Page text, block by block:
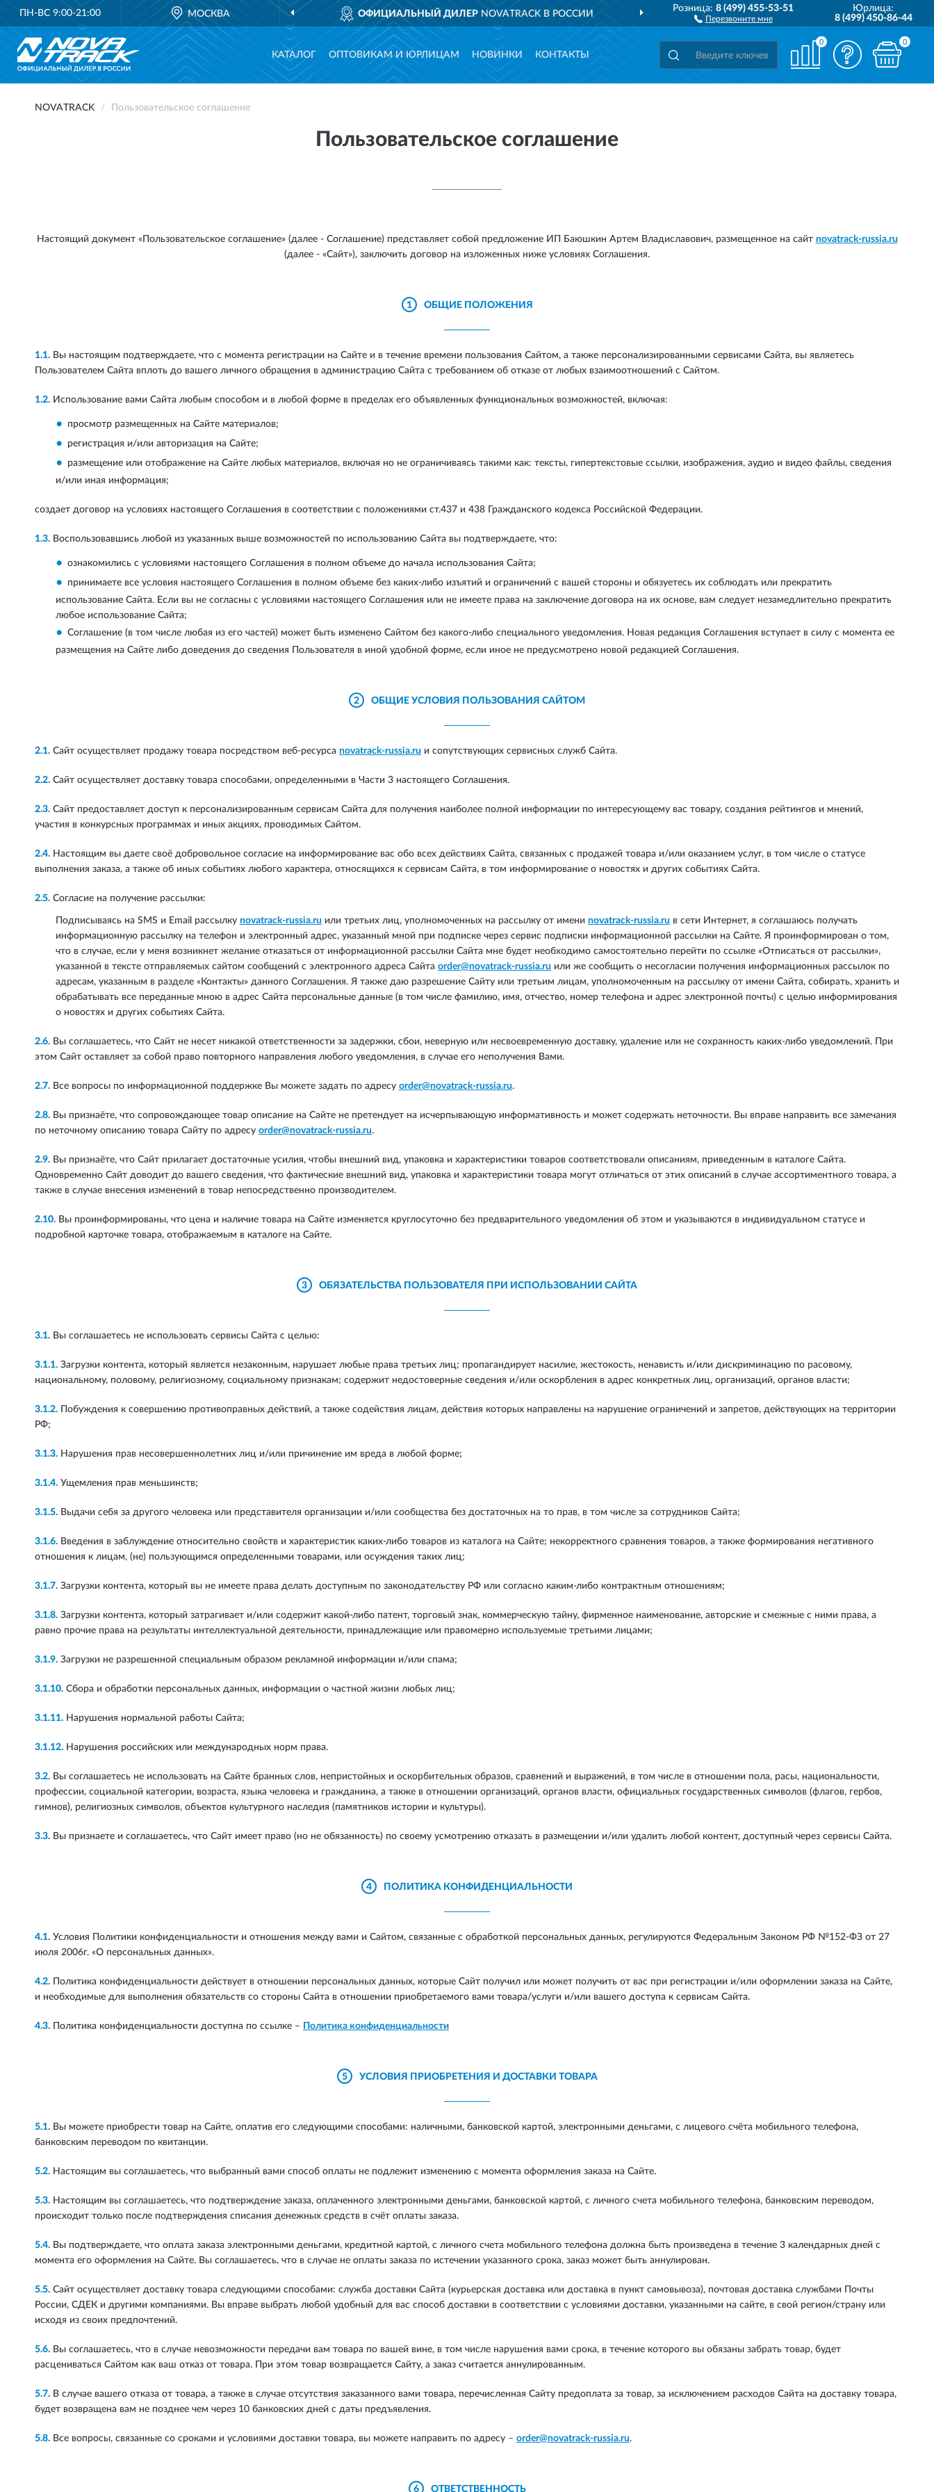
ПН-ВС 9:00-21:00 МОСКВА ОФИЦИАЛЬНЫЙ ДИЛЕРNOVATRACK В РОССИИ ДОСТАВИМПО ВСЕЙ РОССИИ
Розница:8 (499) 455-53-51
Перезвоните мне
Юрлица:
8 (499) 450-86-44
КАТАЛОГ ОПТОВИКАМ И ЮРЛИЦАМ НОВИНКИ КОНТАКТЫ
0 0
NOVATRACK Пользовательское соглашение
Пользовательское соглашение
Настоящий документ «Пользовательское соглашение» (далее - Соглашение) представляет собой предложение ИП Баюшкин Артем Владиславович, размещенное на сайт novatrack-russia.ru
(далее - «Сайт»), заключить договор на изложенных ниже условиях Соглашения.
1 ОБЩИЕ ПОЛОЖЕНИЯ
1.1. Вы настоящим подтверждаете, что с момента регистрации на Сайте и в течение времени пользования Сайтом, а также персонализированными сервисами Сайта, вы являетесь
Пользователем Сайта вплоть до вашего личного обращения в администрацию Сайта с требованием об отказе от любых взаимоотношений с Сайтом.
1.2. Использование вами Сайта любым способом и в любой форме в пределах его объявленных функциональных возможностей, включая:
просмотр размещенных на Сайте материалов;
регистрация и/или авторизация на Сайте;
размещение или отображение на Сайте любых материалов, включая но не ограничиваясь такими как: тексты, гипертекстовые ссылки, изображения, аудио и видео файлы, сведения
и/или иная информация;
создает договор на условиях настоящего Соглашения в соответствии с положениями ст.437 и 438 Гражданского кодекса Российской Федерации.
1.3. Воспользовавшись любой из указанных выше возможностей по использованию Сайта вы подтверждаете, что:
ознакомились с условиями настоящего Соглашения в полном объеме до начала использования Сайта;
принимаете все условия настоящего Соглашения в полном объеме без каких-либо изъятий и ограничений с вашей стороны и обязуетесь их соблюдать или прекратить
использование Сайта. Если вы не согласны с условиями настоящего Соглашения или не имеете права на заключение договора на их основе, вам следует незамедлительно прекратить
любое использование Сайта;
Соглашение (в том числе любая из его частей) может быть изменено Сайтом без какого-либо специального уведомления. Новая редакция Соглашения вступает в силу с момента ее
размещения на Сайте либо доведения до сведения Пользователя в иной удобной форме, если иное не предусмотрено новой редакцией Соглашения.
2 ОБЩИЕ УСЛОВИЯ ПОЛЬЗОВАНИЯ САЙТОМ
2.1. Сайт осуществляет продажу товара посредством веб-ресурса novatrack-russia.ru и сопутствующих сервисных служб Сайта.
2.2. Сайт осуществляет доставку товара способами, определенными в Части 3 настоящего Соглашения.
2.3. Сайт предоставляет доступ к персонализированным сервисам Сайта для получения наиболее полной информации по интересующему вас товару, создания рейтингов и мнений,
участия в конкурсных программах и иных акциях, проводимых Сайтом.
2.4. Настоящим вы даете своё добровольное согласие на информирование вас обо всех действиях Сайта, связанных с продажей товара и/или оказанием услуг, в том числе о статусе
выполнения заказа, а также об иных событиях любого характера, относящихся к сервисам Сайта, в том информирование о новостях и других событиях Сайта.
2.5. Согласие на получение рассылки:
Подписываясь на SMS и Email рассылку novatrack-russia.ru или третьих лиц, уполномоченных на рассылку от имени novatrack-russia.ru в сети Интернет, я соглашаюсь получать
информационную рассылку на телефон и электронный адрес, указанный мной при подписке через сервис подписки информационной рассылки на Сайте. Я проинформирован о том,
что в случае, если у меня возникнет желание отказаться от информационной рассылки Сайта мне будет необходимо самостоятельно перейти по ссылке «Отписаться от рассылки»,
указанной в тексте отправляемых сайтом сообщений с электронного адреса Сайта order@novatrack-russia.ru или же сообщить о несогласии получения информационных рассылок по
адресам, указанным в разделе «Контакты» данного Соглашения. Я также даю разрешение Сайту или третьим лицам, уполномоченным на рассылку от имени Сайта, собирать, хранить и
обрабатывать все переданные мною в адрес Сайта персональные данные (в том числе фамилию, имя, отчество, номер телефона и адрес электронной почты) с целью информирования
о новостях и других событиях Сайта.
2.6. Вы соглашаетесь, что Сайт не несет никакой ответственности за задержки, сбои, неверную или несвоевременную доставку, удаление или не сохранность каких-либо уведомлений. При
этом Сайт оставляет за собой право повторного направления любого уведомления, в случае его неполучения Вами.
2.7. Все вопросы по информационной поддержке Вы можете задать по адресу order@novatrack-russia.ru.
2.8. Вы признаёте, что сопровождающее товар описание на Сайте не претендует на исчерпывающую информативность и может содержать неточности. Вы вправе направить все замечания
по неточному описанию товара Сайту по адресу order@novatrack-russia.ru.
2.9. Вы признаёте, что Сайт прилагает достаточные усилия, чтобы внешний вид, упаковка и характеристики товаров соответствовали описаниям, приведенным в каталоге Сайта.
Одновременно Сайт доводит до вашего сведения, что фактические внешний вид, упаковка и характеристики товара могут отличаться от этих описаний в случае ассортиментного товара, а
также в случае внесения изменений в товар непосредственно производителем.
2.10. Вы проинформированы, что цена и наличие товара на Сайте изменяется круглосуточно без предварительного уведомления об этом и указываются в индивидуальном статусе и
подробной карточке товара, отображаемым в каталоге на Сайте.
3 ОБЯЗАТЕЛЬСТВА ПОЛЬЗОВАТЕЛЯ ПРИ ИСПОЛЬЗОВАНИИ САЙТА
3.1. Вы соглашаетесь не использовать сервисы Сайта с целью:
3.1.1. Загрузки контента, который является незаконным, нарушает любые права третьих лиц; пропагандирует насилие, жестокость, ненависть и/или дискриминацию по расовому,
национальному, половому, религиозному, социальному признакам; содержит недостоверные сведения и/или оскорбления в адрес конкретных лиц, организаций, органов власти;
3.1.2. Побуждения к совершению противоправных действий, а также содействия лицам, действия которых направлены на нарушение ограничений и запретов, действующих на территории
РФ;
3.1.3. Нарушения прав несовершеннолетних лиц и/или причинение им вреда в любой форме;
3.1.4. Ущемления прав меньшинств;
3.1.5. Выдачи себя за другого человека или представителя организации и/или сообщества без достаточных на то прав, в том числе за сотрудников Сайта;
3.1.6. Введения в заблуждение относительно свойств и характеристик каких-либо товаров из каталога на Сайте; некорректного сравнения товаров, а также формирования негативного
отношения к лицам, (не) пользующимся определенными товарами, или осуждения таких лиц;
3.1.7. Загрузки контента, который вы не имеете права делать доступным по законодательству РФ или согласно каким-либо контрактным отношениям;
3.1.8. Загрузки контента, который затрагивает и/или содержит какой-либо патент, торговый знак, коммерческую тайну, фирменное наименование, авторские и смежные с ними права, а
равно прочие права на результаты интеллектуальной деятельности, принадлежащие или правомерно используемые третьими лицами;
3.1.9. Загрузки не разрешенной специальным образом рекламной информации и/или спама;
3.1.10. Сбора и обработки персональных данных, информации о частной жизни любых лиц;
3.1.11. Нарушения нормальной работы Сайта;
3.1.12. Нарушения российских или международных норм права.
3.2. Вы соглашаетесь не использовать на Сайте бранных слов, непристойных и оскорбительных образов, сравнений и выражений, в том числе в отношении пола, расы, национальности,
профессии, социальной категории, возраста, языка человека и гражданина, а также в отношении организаций, органов власти, официальных государственных символов (флагов, гербов,
гимнов), религиозных символов, объектов культурного наследия (памятников истории и культуры).
3.3. Вы признаете и соглашаетесь, что Сайт имеет право (но не обязанность) по своему усмотрению отказать в размещении и/или удалить любой контент, доступный через сервисы Сайта.
4 ПОЛИТИКА КОНФИДЕНЦИАЛЬНОСТИ
4.1. Условия Политики конфиденциальности и отношения между вами и Сайтом, связанные с обработкой персональных данных, регулируются Федеральным Законом РФ №152-ФЗ от 27
июля 2006г. «О персональных данных».
4.2. Политика конфиденциальности действует в отношении персональных данных, которые Сайт получил или может получить от вас при регистрации и/или оформлении заказа на Сайте,
и необходимые для выполнения обязательств со стороны Сайта в отношении приобретаемого вами товара/услуги и/или вашего доступа к сервисам Сайта.
4.3. Политика конфиденциальности доступна по ссылке – Политика конфиденциальности
5 УСЛОВИЯ ПРИОБРЕТЕНИЯ И ДОСТАВКИ ТОВАРА
5.1. Вы можете приобрести товар на Сайте, оплатив его следующими способами: наличными, банковской картой, электронными деньгами, с лицевого счёта мобильного телефона,
банковским переводом по квитанции.
5.2. Настоящим вы соглашаетесь, что выбранный вами способ оплаты не подлежит изменению с момента оформления заказа на Сайте.
5.3. Настоящим вы соглашаетесь, что подтверждение заказа, оплаченного электронными деньгами, банковской картой, с личного счета мобильного телефона, банковским переводом,
происходит только после подтверждения списания денежных средств в счёт оплаты заказа.
5.4. Вы подтверждаете, что оплата заказа электронными деньгами, кредитной картой, с личного счета мобильного телефона должна быть произведена в течение 3 календарных дней с
момента его оформления на Сайте. Вы соглашаетесь, что в случае не оплаты заказа по истечении указанного срока, заказ может быть аннулирован.
5.5. Сайт осуществляет доставку товара следующими способами: служба доставки Сайта (курьерская доставка или доставка в пункт самовывоза), почтовая доставка службами Почты
России, СДЕК и другими компаниями. Вы вправе выбрать любой удобный для вас способ доставки в соответствии с условиями доставки, указанными на сайте, в свой регион/страну или
исходя из своих предпочтений.
5.6. Вы соглашаетесь, что в случае невозможности передачи вам товара по вашей вине, в том числе нарушения вами срока, в течение которого вы обязаны забрать товар, будет
расцениваться Сайтом как ваш отказ от товара. При этом товар возвращается Сайту, а заказ считается аннулированным.
5.7. В случае вашего отказа от товара, а также в случае отсутствия заказанного вами товара, перечисленная Сайту предоплата за товар, за исключением расходов Сайта на доставку товара,
будет возвращена вам не позднее чем через 10 банковских дней с даты предъявления.
5.8. Все вопросы, связанные со сроками и условиями доставки товара, вы можете направить по адресу – order@novatrack-russia.ru.
6 ОТВЕТСТВЕННОСТЬ